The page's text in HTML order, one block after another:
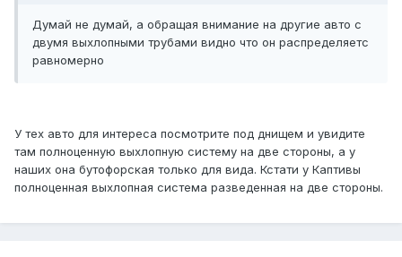
Думай не думай, а обращая внимание на другие авто с
двумя выхлопными трубами видно что он распределяетс
равномерно
У тех авто для интереса посмотрите под днищем и увидите
там полноценную выхлопную систему на две стороны, а у
наших она бутофорская только для вида. Кстати у Каптивы
полноценная выхлопная система разведенная на две стороны.